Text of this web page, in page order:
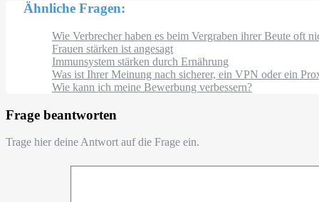
Ähnliche Fragen:
Wie Verbrecher haben es beim Vergraben ihrer Beute oft
Frauen stärken ist angesagt
Immunsystem stärken durch Ernährung
Was ist Ihrer Meinung nach sicherer, ein VPN oder ein
Wie kann ich meine Bewerbung verbessern?
Frage beantworten
Trage hier deine Antwort auf die Frage ein.